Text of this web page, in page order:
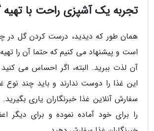
تجربه یک آشپزی راحت با
همان طور که دیدید، درست کردن گل در
است و پیشنهاد می کنیم که حتما آن را
آن لذت ببرید. البته، اگر احساس می
این غذا را دوست ندارند و باید چند نوع
سفارش آنلاین غذا خبرنگاران یاری
را برای خود آماده نموده و برای دیگر